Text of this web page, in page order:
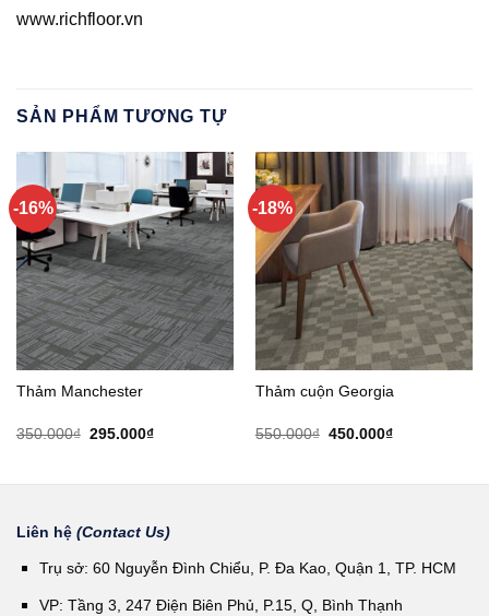
www.richfloor.vn
SẢN PHẨM TƯƠNG TỰ
-16%
Thảm Manchester
350.000₫ Giá
295.000₫Giá
-18%
Thảm cuộn Georgia
550.000₫ Giá
450.000₫Giá
Liên hệ (Contact Us)
Trụ sở: 60 Nguyễn Đình Chiểu, P. Đa Kao, Quận 1, TP. HCM
VP: Tầng 3, 247 Điện Biên Phủ, P.15, Q, Bình Thạnh